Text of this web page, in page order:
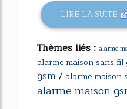
LIRE LA SUITE
Thèmes liés : alarme
alarme maison sans fil
gsm/ alarme maison
alarme maison